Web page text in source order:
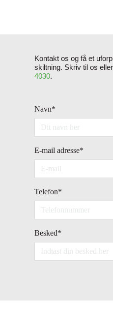
Kontakt os og få et
skiltning. Skriv til os
4030.
Navn*
E-mail adresse*
Telefon*
Besked*